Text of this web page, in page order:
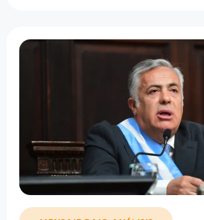
MENSAJE BAJO ANÁLISIS